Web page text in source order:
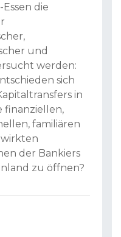
die
und
werden:
sich
in
finanziellen,
familiären
der Bankiers
zu öffnen?